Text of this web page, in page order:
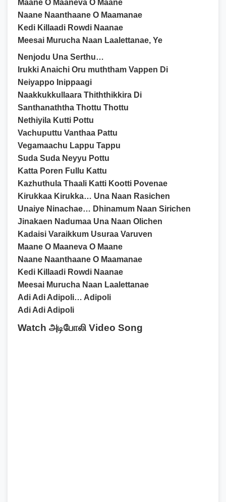
Maane O Maaneva O Maane
Naane Naanthaane O Maamanae
Kedi Killaadi Rowdi Naanae
Meesai Murucha Naan Laalettanae, Ye
Nenjodu Una Serthu…
Irukki Anaichi Oru muththam Vappen Di
Neiyappo Inippaagi
Naakkukkullaara Thiththikkira Di
Santhanaththa Thottu Thottu
Nethiyila Kutti Pottu
Vachuputtu Vanthaa Pattu
Vegamaachu Lappu Tappu
Suda Suda Neyyu Pottu
Katta Poren Fullu Kattu
Kazhuthula Thaali Katti Kootti Povenae
Kirukkaa Kirukka… Una Naan Rasichen
Unaiye Ninachae… Dhinamum Naan Sirichen
Jinakaen Nadumaa Una Naan Olichen
Kadaisi Varaikkum Usuraa Varuven
Maane O Maaneva O Maane
Naane Naanthaane O Maamanae
Kedi Killaadi Rowdi Naanae
Meesai Murucha Naan Laalettanae
Adi Adi Adipoli… Adipoli
Adi Adi Adipoli
Watch அடிபோலி Video Song